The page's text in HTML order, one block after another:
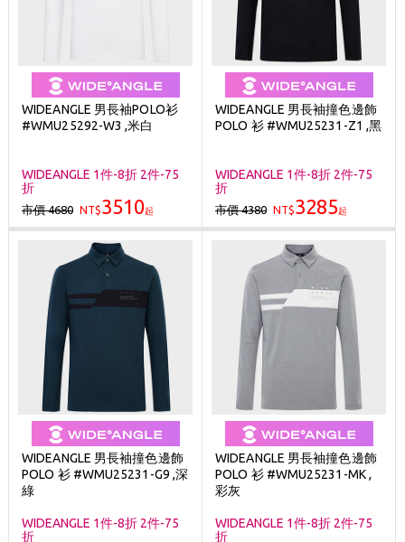
WIDEANGLE 男長袖POLO衫
#WMU25292-W3 ,米白
WIDEANGLE 1件-8折 2件-75
折
市價 4680 NT$3510起
WIDEANGLE 男長袖撞色邊飾
POLO 衫 #WMU25231-Z1 ,黑
WIDEANGLE 1件-8折 2件-75
折
市價 4380 NT$3285起
WIDEANGLE 男長袖撞色邊飾
POLO 衫 #WMU25231-G9 ,深
綠
WIDEANGLE 1件-8折 2件-75
折
WIDEANGLE 男長袖撞色邊飾
POLO 衫 #WMU25231-MK ,
彩灰
WIDEANGLE 1件-8折 2件-75
折